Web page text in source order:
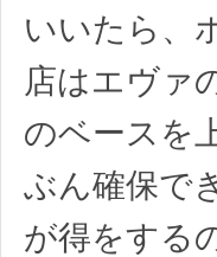
いいたら、
店はエヴァ
のベースを
ぶん確保で
が得をする